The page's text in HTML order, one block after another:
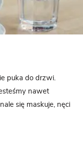
puka do drzwi.
nawet
się maskuje, nęci